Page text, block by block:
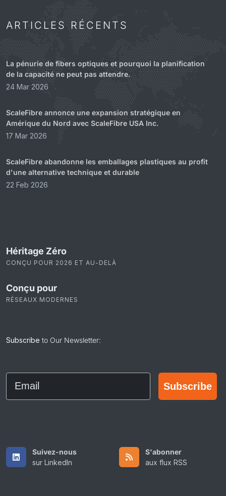
ARTICLES RÉCENTS
La pénurie de fibers optiques et pourquoi la planification
de la capacité ne peut pas attendre.
24 Mar 2026
ScaleFibre annonce une expansion stratégique en
Amérique du Nord avec ScaleFibre USA Inc.
17 Mar 2026
ScaleFibre abandonne les emballages plastiques au profit
d'une alternative technique et durable
22 Feb 2026
Héritage Zéro
CONÇU POUR 2026 ET AU-DELÀ
Conçu pour
RÉSEAUX MODERNES
Subscribe to Our Newsletter:
Email
Subscribe
Suivez-nous
sur LinkedIn
S'abonner
aux flux RSS